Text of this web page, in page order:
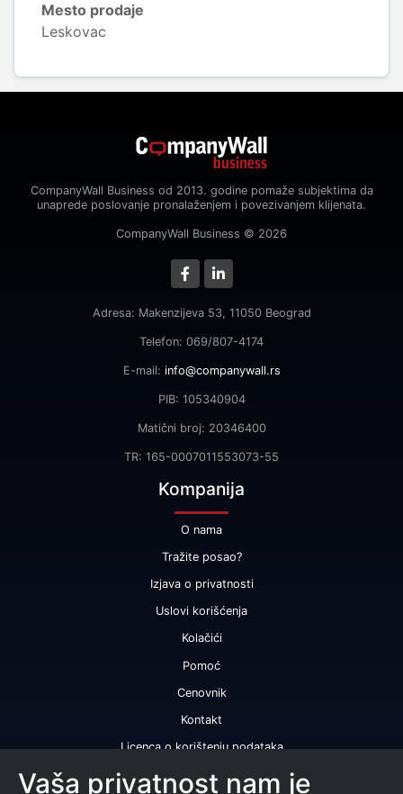
Mesto prodaje
Leskovac
CompanyWall Business od 2013. godine pomaže subjektima da
unaprede poslovanje pronalaženjem i povezivanjem klijenata.
CompanyWall Business © 2026
Adresa: Makenzijeva 53, 11050 Beograd
Telefon: 069/807-4174
E-mail: info@companywall.rs
PIB: 105340904
Matični broj: 20346400
TR: 165-0007011553073-55
Kompanija
O nama
Tražite posao?
Izjava o privatnosti
Uslovi korišćenja
Kolačići
Pomoć
Cenovnik
Kontakt
Licenca o korištenju podataka
Naše usluge
Vaša privatnost nam je